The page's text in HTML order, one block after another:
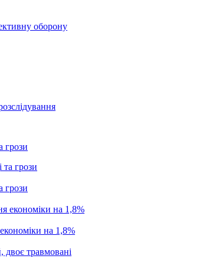
оборону
грози
грози
на 1,8%